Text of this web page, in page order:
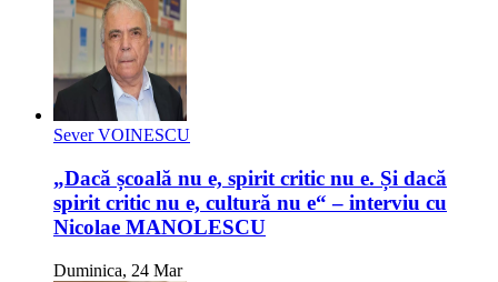
Sever VOINESCU
„Dacă școală nu e, spirit critic nu e. Și dacă
spirit critic nu e, cultură nu e“ – interviu cu
Nicolae MANOLESCU
Duminica, 24 Mar